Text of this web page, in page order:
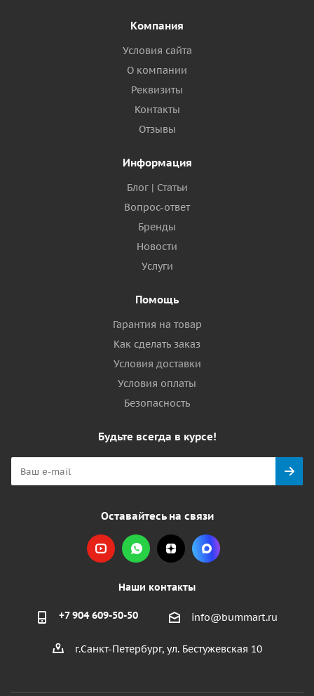
Компания
Условия сайта
О компании
Реквизиты
Контакты
Отзывы
Информация
Блог | Статьи
Вопрос-ответ
Бренды
Новости
Услуги
Помощь
Гарантия на товар
Как сделать заказ
Условия доставки
Условия оплаты
Безопасность
Будьте всегда в курсе!
Оставайтесь на связи
Наши контакты
+7 904 609-50-50 info@bummart.ru
г.Санкт-Петербург, ул. Бестужевская 10